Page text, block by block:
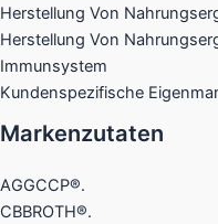
Herstellung Von
Herstellung Von
Immunsystem
Kundenspezifische
Markenzutaten
AGGCCP®.
CBBROTH®.